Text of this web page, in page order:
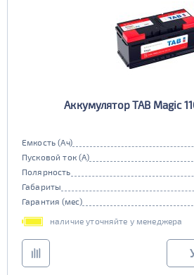
Аккумулятор TAB Magic
Емкость (Ач)
Пусковой ток (А)
Полярность
Габариты
Гарантия (мес)
наличие уточняйте у менеджера